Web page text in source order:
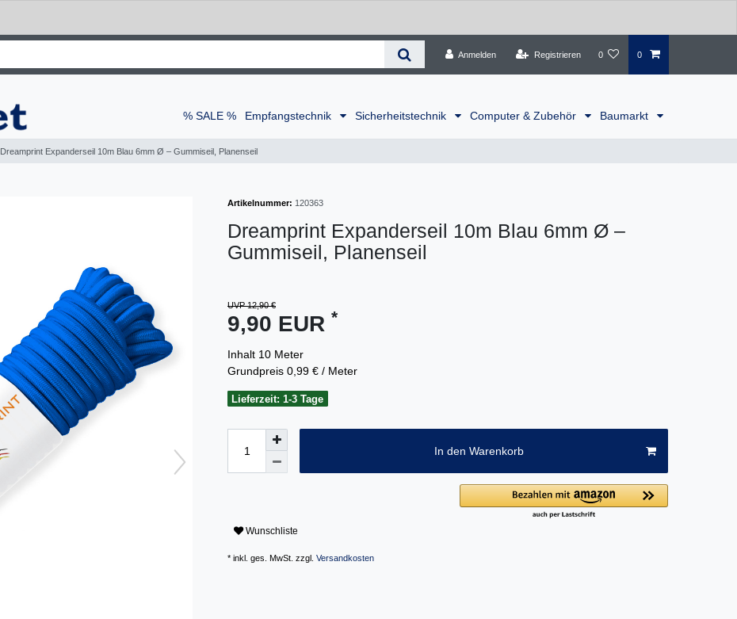
Anmelden Registrieren 0 0
% SALE % Empfangstechnik Sicherheitstechnik Computer & Zubehör Baumarkt
Dreamprint Expanderseil 10m Blau 6mm Ø – Gummiseil, Planenseil
Artikelnummer: 120363
Dreamprint Expanderseil 10m Blau 6mm Ø –
Gummiseil, Planenseil
UVP 12,90 €
9,90 EUR *
Inhalt 10 Meter
Grundpreis 0,99 € / Meter
Lieferzeit: 1-3 Tage
In den Warenkorb
Wunschliste
* inkl. ges. MwSt. zzgl. Versandkosten